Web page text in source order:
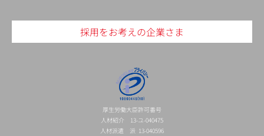
採用をお考えの企業さま
厚生労働大臣許可番号
人材紹介 13-ユ-040475
人材派遣 派 13-040596